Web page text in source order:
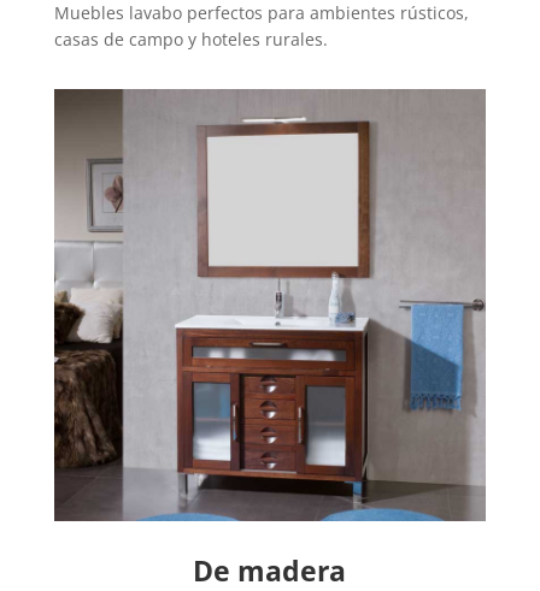
Muebles lavabo perfectos para ambientes rústicos,
casas de campo y hoteles rurales.
De madera